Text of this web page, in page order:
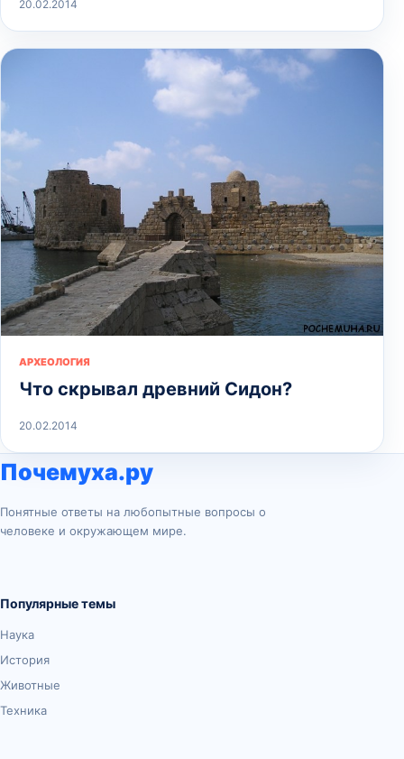
20.02.2014
АРХЕОЛОГИЯ
Что скрывал древний Сидон?
20.02.2014
Почемуха.ру
Понятные ответы на любопытные вопросы о
человеке и окружающем мире.
Популярные темы
Наука
История
Животные
Техника